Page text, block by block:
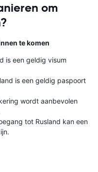
om
te komen
is een geldig visum
is een geldig paspoort
wordt aanbevolen
tot Rusland kan een